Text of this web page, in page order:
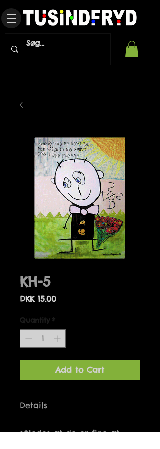
KH-5
DKK 15.00Price
Quantity *
Add to Cart
Details
passpartout
således at de er fine at